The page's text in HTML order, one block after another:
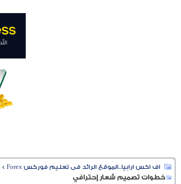
اف اكس ارابيا..الموقع الرائد فى تعليم فوركس Forex >
خطوات تصميم شعار إحترافي